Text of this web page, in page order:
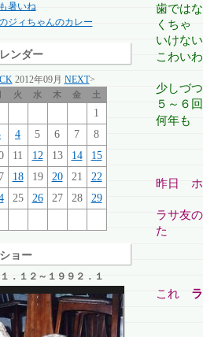
暑いね
ジィちゃんのカレー
ンダー
2012年09月 NEXT>
火 水 木 金 土
1
4 5 6 7
8
11 12 13 14
15
18 19 20 21
22
25 26 27 28
29
ョー
．１２～１９９２．１
歯では
くちゃ
いけな
こわい
少しづ
５～６
何年も
昨日 ホ
ラサ友
た
これ